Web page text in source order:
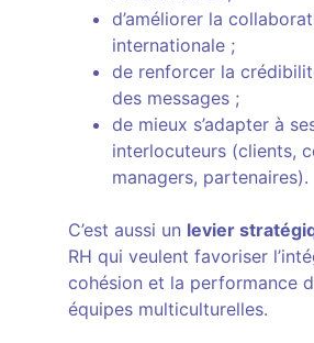
d’améliorer la
internationale ;
de renforcer la
des messages ;
de mieux s’adapter à
interlocuteurs (clients,
managers, partenaires).
C’est aussi un levier
RH qui veulent favoriser
cohésion et la performance
équipes multiculturelles.